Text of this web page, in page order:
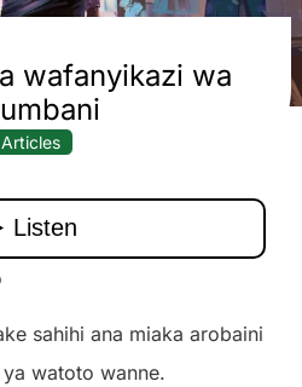
wafanyikazi wa
Articles
sahihi ana miaka arobaini
watoto wanne.